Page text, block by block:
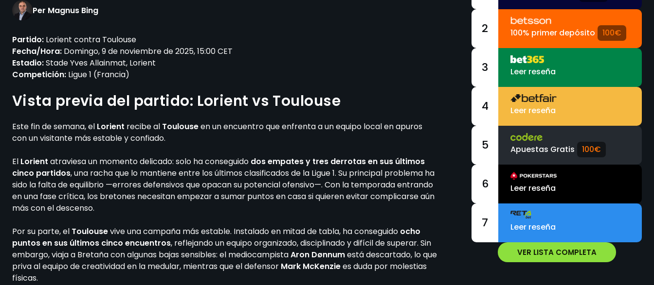
Per Magnus Bing
Partido: Lorient contra Toulouse
Fecha/Hora: Domingo, 9 de noviembre de 2025, 15:00 CET
Estadio:Stade Yves Allainmat, Lorient
Competición: Ligue 1 (Francia)
Vista previa del partido: Lorient vs Toulouse
Este fin de semana, el Lorient recibe al Toulouseen un encuentro que enfrenta a un equipo local en apuros
con un visitante más estable y confiado.
El Lorient atraviesa un momento delicado: solo ha conseguido dos empates y tres derrotas en sus últimos
cinco partidos, una racha que lo mantiene entre los últimos clasificados de la Ligue 1. Su principal problema ha
sido la falta de equilibrio —errores defensivos que opacan su potencial ofensivo—. Con la temporada entrando
en una fase crítica, los bretones necesitan empezar a sumar puntos en casa si quieren evitar complicarse aún
más con el descenso.
Por su parte, el Toulousevive una campaña más estable. Instalado en mitad de tabla, ha conseguido ocho
puntos en sus últimos cinco encuentros, reflejando un equipo organizado, disciplinado y difícil de superar. Sin
embargo, viaja a Bretaña con algunas bajas sensibles: el mediocampistaAron Dønnumestá descartado, lo que
priva al equipo de creatividad en la medular, mientras que el defensor Mark McKenziees duda por molestias
físicas.
2 100% primer depósito 100€
3 Leer reseña
4 Leer reseña
5 Apuestas Gratis 100€
6 Leer reseña
7 Leer reseña
VER LISTA COMPLETA